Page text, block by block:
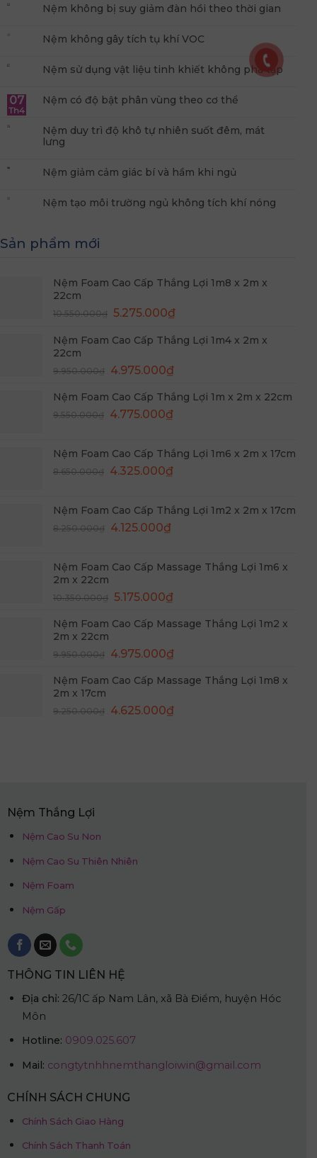
Nệm không bị suy giảm đàn hồi theo thời gian
Nệm không gây tích tụ khí VOC
Nệm sử dụng vật liệu tinh khiết không pha tạp
07
Th4
Nệm có độ bật phân vùng theo cơ thể
Nệm duy trì độ khô tự nhiên suốt đêm, mát
lưng
Nệm giảm cảm giác bí và hầm khi ngủ
Nệm tạo môi trường ngủ không tích khí nóng
Sản phẩm mới
Nệm Foam Cao Cấp Thắng Lợi 1m8 x 2m x
22cm
10.550.000₫ Giá
là:
5.275.000₫Giá
tại
Nệm Foam Cao Cấp Thắng Lợi 1m4 x 2m x
22cm
9.950.000₫ Giá
là:
9.950.000₫.
4.975.000₫Giá
tại
là:
Nệm Foam Cao Cấp Thắng Lợi 1m x 2m x 22cm
9.550.000₫ Giá
9.550.000₫.
4.775.000₫Giá
là:
4.775.000₫.
Nệm Foam Cao Cấp Thắng Lợi 1m6 x 2m x 17cm
8.650.000₫ Giá
8.650.000₫.
4.325.000₫Giá
là:
Nệm Foam Cao Cấp Thắng Lợi 1m2 x 2m x 17cm
8.250.000₫ Giá
8.250.000₫.
4.125.000₫Giá
là:
Nệm Foam Cao Cấp Massage Thắng Lợi 1m6 x
2m x 22cm
10.350.000₫ Giá
là:
5.175.000₫Giá
tại
5.175.000₫.
Nệm Foam Cao Cấp Massage Thắng Lợi 1m2 x
2m x 22cm
9.950.000₫ Giá
là:
4.975.000₫Giá
tại
4.975.000₫.
Nệm Foam Cao Cấp Massage Thắng Lợi 1m8 x
2m x 17cm
9.250.000₫ Giá
4.625.000₫Giá
Nệm Thắng Lợi
Nệm Cao Su Non
Nệm Cao Su Thiên Nhiên
Nệm Foam
Nệm Gấp
THÔNG TIN LIÊN HỆ
Địa chỉ: 26/1C ấp Nam Lân, xã Bà Điểm, huyện Hóc
Môn
Hotline: 0909.025.607
Mail: congtytnhhnemthangloiwin@gmail.com
CHÍNH SÁCH CHUNG
Chính Sách Giao Hàng
Chính Sách Thanh Toán